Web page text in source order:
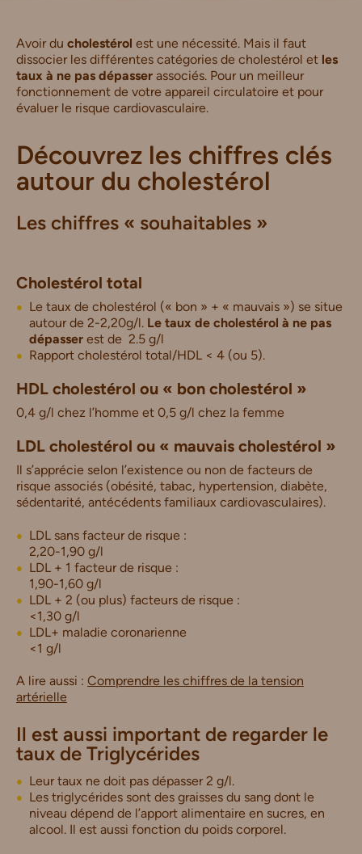
Avoir du cholestérol est une nécessité. Mais il faut
dissocier les différentes catégories de cholestérol et les
taux à ne pas dépasser associés. Pour un meilleur
fonctionnement de votre appareil circulatoire et pour
évaluer le risque cardiovasculaire.
Découvrez les chiffres clés
autour du cholestérol
Les chiffres « souhaitables »
Cholestérol total
Le taux de cholestérol (« bon » + « mauvais ») se situe
autour de 2-2,20g/l. Le taux de cholestérol à ne pas
dépasser est de 2.5 g/l
Rapport cholestérol total/HDL < 4 (ou 5).
HDL cholestérol ou « bon cholestérol »
0,4 g/l chez l’homme et 0,5 g/l chez la femme
LDL cholestérol ou « mauvais cholestérol »
Il s’apprécie selon l’existence ou non de facteurs de
risque associés (obésité, tabac, hypertension, diabète,
sédentarité, antécédents familiaux cardiovasculaires).
LDL sans facteur de risque :
2,20-1,90 g/l
LDL + 1 facteur de risque :
1,90-1,60 g/l
LDL + 2 (ou plus) facteurs de risque :
<1,30 g/l
LDL+ maladie coronarienne
<1 g/l
A lire aussi : Comprendre les chiffres de la tension
artérielle
Il est aussi important de regarder le
taux de Triglycérides
Leur taux ne doit pas dépasser 2 g/l.
Les triglycérides sont des graisses du sang dont le
niveau dépend de l’apport alimentaire en sucres, en
alcool. Il est aussi fonction du poids corporel.